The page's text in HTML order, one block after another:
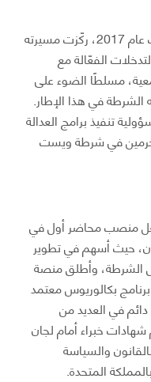
وقبل انتقاله إلى مجال مكافحة الإرهاب عام 2017، ركّزت مسيرته
الفعّالة مع
مسلطًا الضوء على
في هذا الإطار.
بين عامي 2013 و2016، مسؤولية تنفيذ برامج العدالة
في شرطة ويست
من 2023 إلى 2025، شغل منصب محاضر أول في
حيث أسهم في تطوير
الشرطة، وأطلق منصة
بكالوريوس معتمد
في العديد من
خبراء أمام لجان
والسياسة
المتحدة.